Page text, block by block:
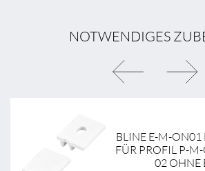
NOTWENDIGES
BLINE E-M-ON01
FÜR PROFIL P-
02 OHNE